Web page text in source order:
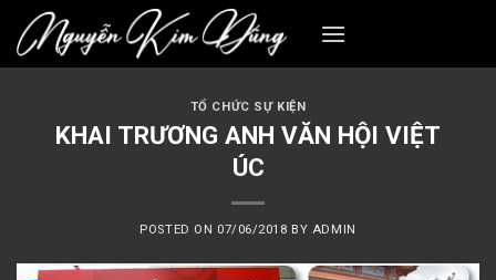
content
TỔ CHỨC SỰ KIỆN
KHAI TRƯƠNG ANH VĂN HỘI VIỆT
ÚC
POSTED ON 07/06/2018 BY ADMIN